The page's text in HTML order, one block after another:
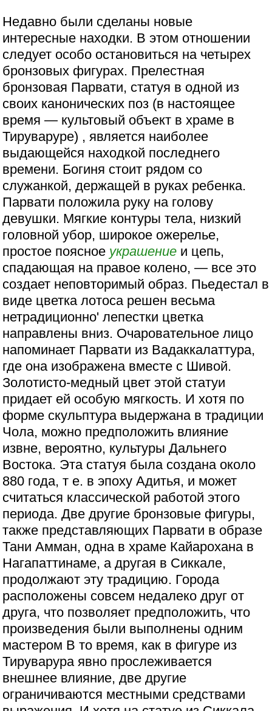
Недавно были сделаны новые
интересные находки. В этом отношении
следует особо остановиться на четырех
бронзовых фигурах. Прелестная
бронзовая Парвати, статуя в одной из
своих канонических поз (в настоящее
время — культовый объект в храме в
Тируваруре) , является наиболее
выдающейся находкой последнего
времени. Богиня стоит рядом со
служанкой, держащей в руках ребенка.
Парвати положила руку на голову
девушки. Мягкие контуры тела, низкий
головной убор, широкое ожерелье,
простое поясное украшение и цепь,
спадающая на правое колено, — все это
создает неповторимый образ. Пьедестал в
виде цветка лотоса решен весьма
нетрадиционно' лепестки цветка
направлены вниз. Очаровательное лицо
напоминает Парвати из Вадаккалаттура,
где она изображена вместе с Шивой.
Золотисто-медный цвет этой статуи
придает ей особую мягкость. И хотя по
форме скульптура выдержана в традиции
Чола, можно предположить влияние
извне, вероятно, культуры Дальнего
Востока. Эта статуя была создана около
880 года, т е. в эпоху Адитья, и может
считаться классической работой этого
периода. Две другие бронзовые фигуры,
также представляющих Парвати в образе
Тани Амман, одна в храме Кайарохана в
Нагапаттинаме, а другая в Сиккале,
продолжают эту традицию. Города
расположены совсем недалеко друг от
друга, что позволяет предположить, что
произведения были выполнены одним
мастером В то время, как в фигуре из
Тируварура явно прослеживается
внешнее влияние, две другие
ограничиваются местными средствами